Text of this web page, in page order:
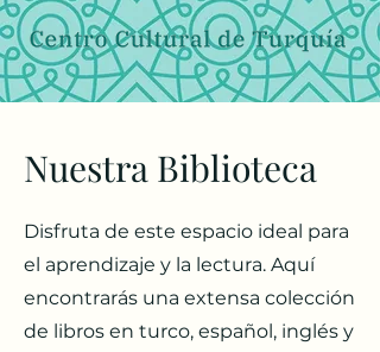
Nuestra Biblioteca
Disfruta de este espacio ideal para
el aprendizaje y la lectura. Aquí
encontrarás una extensa colección
de libros en turco, español, inglés y